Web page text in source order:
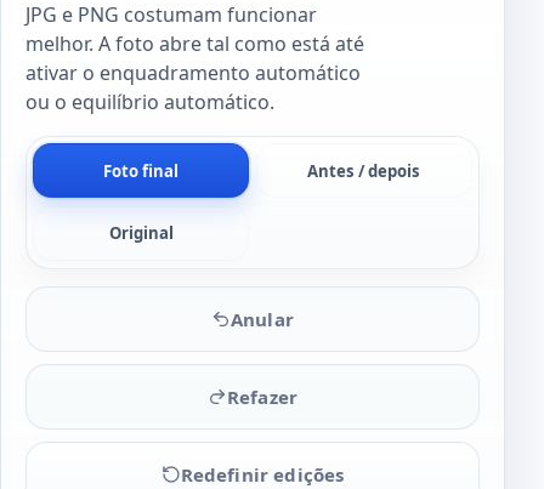
JPG e PNG costumam funcionar
melhor. A foto abre tal como está até
ativar o enquadramento automático
ou o equilíbrio automático.
Foto final Antes / depois
Original
Anular
Refazer
Redefinir edições